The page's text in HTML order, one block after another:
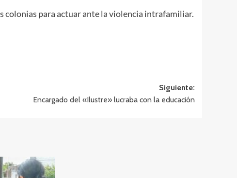
colonias para actuar ante la violencia intrafamiliar.
Siguiente:
Encargado del «Ilustre» lucraba con la educación